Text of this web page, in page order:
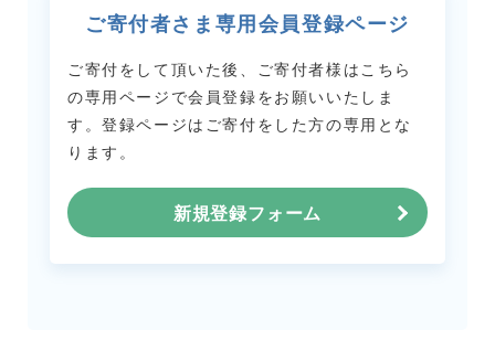
ご寄付者さま専用会員登録ページ
ご寄付をして頂いた後、ご寄付者様はこちら
の専用ページで会員登録をお願いいたしま
す。登録ページはご寄付をした方の専用とな
ります。
新規登録フォーム